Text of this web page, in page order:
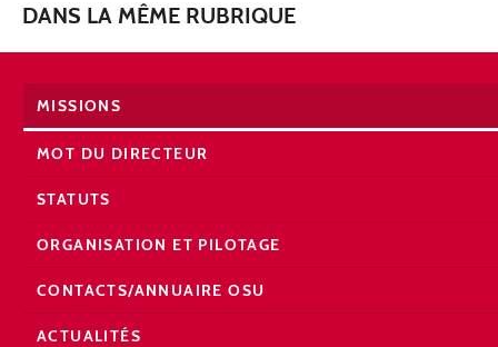
DANS LA MÊME RUBRIQUE
MISSIONS
MOT DU DIRECTEUR
STATUTS
ORGANISATION ET PILOTAGE
CONTACTS/ANNUAIRE OSU
ACTUALITÉS